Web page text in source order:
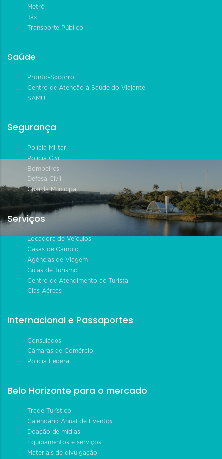
Metrô
Táxi
Transporte Público
Saúde
Pronto-Socorro
Centro de Atenção à Saúde do Viajante
SAMU
Segurança
Polícia Militar
Polícia Civil
Bombeiros
Defesa Civil
Guarda Municipal
Serviços
Locadora de Veículos
Casas de Câmbio
Agências de Viagem
Guias de Turismo
Centro de Atendimento ao Turista
Cias Aéreas
Internacional e Passaportes
Consulados
Câmaras de Comércio
Polícia Federal
Belo Horizonte para o mercado
Trade Turístico
Calendário Anual de Eventos
Doação de mídias
Equipamentos e serviços
Materiais de divulgação